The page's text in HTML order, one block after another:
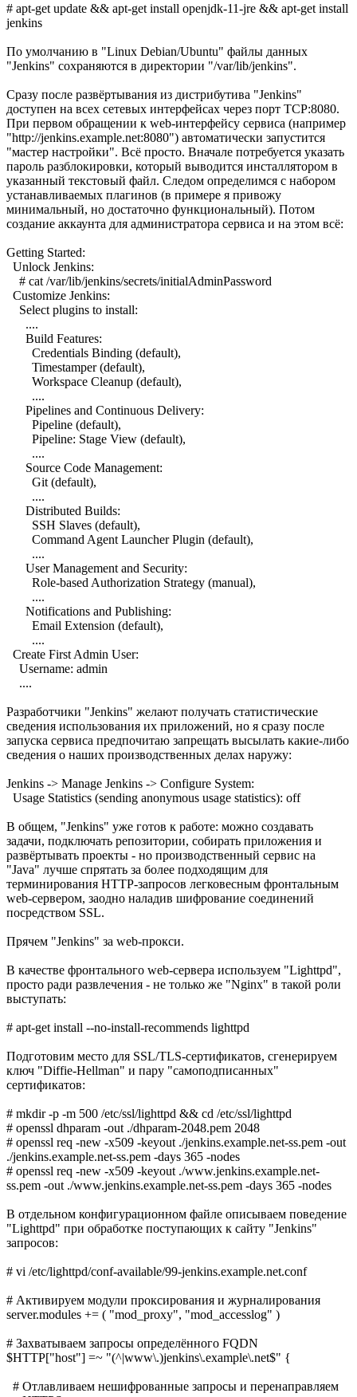
# apt-get update && apt-get install openjdk-11-jre && apt-get install
jenkins
По умолчанию в "Linux Debian/Ubuntu" файлы данных
"Jenkins" сохраняются в директории "/var/lib/jenkins".
Сразу после развёртывания из дистрибутива "Jenkins"
доступен на всех сетевых интерфейсах через порт TCP:8080.
При первом обращении к web-интерфейсу сервиса (например
"http://jenkins.example.net:8080") автоматически запустится
"мастер настройки". Всё просто. Вначале потребуется указать
пароль разблокировки, который выводится инсталлятором в
указанный текстовый файл. Следом определимся с набором
устанавливаемых плагинов (в примере я привожу
минимальный, но достаточно функциональный). Потом
создание аккаунта для администратора сервиса и на этом всё:
Getting Started:
Unlock Jenkins:
# cat /var/lib/jenkins/secrets/initialAdminPassword
Customize Jenkins:
Select plugins to install:
....
Build Features:
Credentials Binding (default),
Timestamper (default),
Workspace Cleanup (default),
....
Pipelines and Continuous Delivery:
Pipeline (default),
Pipeline: Stage View (default),
....
Source Code Management:
Git (default),
....
Distributed Builds:
SSH Slaves (default),
Command Agent Launcher Plugin (default),
....
User Management and Security:
Role-based Authorization Strategy (manual),
....
Notifications and Publishing:
Email Extension (default),
....
Create First Admin User:
Username: admin
....
Разработчики "Jenkins" желают получать статистические
сведения использования их приложений, но я сразу после
запуска сервиса предпочитаю запрещать высылать какие-либо
сведения о наших производственных делах наружу:
Jenkins -> Manage Jenkins -> Configure System:
Usage Statistics (sending anonymous usage statistics): off
В общем, "Jenkins" уже готов к работе: можно создавать
задачи, подключать репозитории, собирать приложения и
развёртывать проекты - но производственный сервис на
"Java" лучше спрятать за более подходящим для
терминирования HTTP-запросов легковесным фронтальным
web-сервером, заодно наладив шифрование соединений
посредством SSL.
Прячем "Jenkins" за web-прокси.
В качестве фронтального web-сервера используем "Lighttpd",
просто ради развлечения - не только же "Nginx" в такой роли
выступать:
# apt-get install --no-install-recommends lighttpd
Подготовим место для SSL/TLS-сертификатов, сгенерируем
ключ "Diffie-Hellman" и пару "самоподписанных"
сертификатов:
# mkdir -p -m 500 /etc/ssl/lighttpd && cd /etc/ssl/lighttpd
# openssl dhparam -out ./dhparam-2048.pem 2048
# openssl req -new -x509 -keyout ./jenkins.example.net-ss.pem -out
./jenkins.example.net-ss.pem -days 365 -nodes
# openssl req -new -x509 -keyout ./www.jenkins.example.net-
ss.pem -out ./www.jenkins.example.net-ss.pem -days 365 -nodes
В отдельном конфигурационном файле описываем поведение
"Lighttpd" при обработке поступающих к сайту "Jenkins"
запросов:
# vi /etc/lighttpd/conf-available/99-jenkins.example.net.conf
# Активируем модули проксирования и журналирования
server.modules += ( "mod_proxy", "mod_accesslog" )
# Захватываем запросы определённого FQDN
$HTTP["host"] =~ "(^|www\.)jenkins\.example\.net$" {
# Отлавливаем нешифрованные запросы и перенаправляем